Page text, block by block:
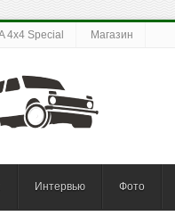
4x4 Special Магазин
Интервью Фото